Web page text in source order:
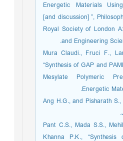
Energetic Materials
[and discussion] ”,
Royal Society of London
and Engineering
9. Mura Claudi., Fruci F.,
“Synthesis of GAP and
Mesylate Polymeric
Energetic
10. Ang H.G., and Pisharath
11. Pant C.S., Mada S.S.,
Khanna P.K., “Synthesis